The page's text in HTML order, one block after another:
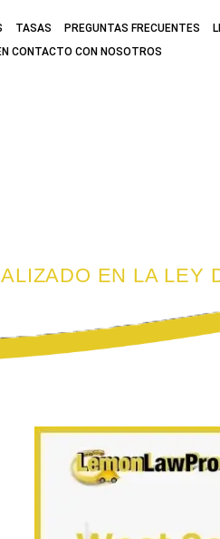
TASAS PREGUNTAS FRECUENTES
CONTACTO CON NOSOTROS
EN LA LEY